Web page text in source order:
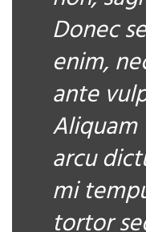
Donec
enim,
ante
arcu
mi
tortor